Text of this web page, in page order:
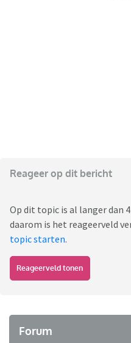
Reageer op dit bericht
Op dit topic is al langer dan
daarom is het reageerveld
topic starten.
Reageerveld tonen
Forum